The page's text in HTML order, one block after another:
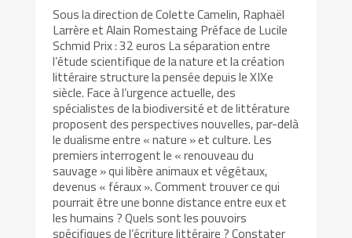
Sous la direction de Colette Camelin, Raphaël
Larrère et Alain Romestaing Préface de Lucile
Schmid Prix : 32 euros La séparation entre
l’étude scientifique de la nature et la création
littéraire structure la pensée depuis le XIXe
siècle. Face à l’urgence actuelle, des
spécialistes de la biodiversité et de littérature
proposent des perspectives nouvelles, par-delà
le dualisme entre « nature » et culture. Les
premiers interrogent le « renouveau du
sauvage » qui libère animaux et végétaux,
devenus « féraux ». Comment trouver ce qui
pourrait être une bonne distance entre eux et
les humains ? Quels sont les pouvoirs
spécifiques de l’écriture littéraire ? Constater